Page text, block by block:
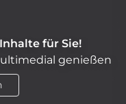
für Sie!
genießen